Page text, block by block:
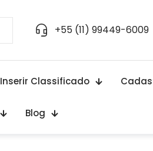
+55 (11) 99449-6009
Inserir Classificado
Blog